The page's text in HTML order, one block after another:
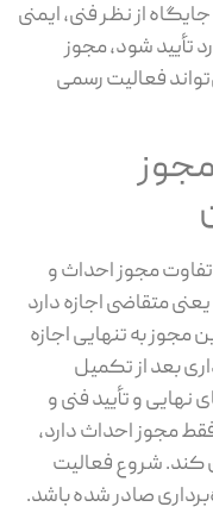
از نظر فنی، ایمنی
شود، مجوز
فعالیت رسمی
مجوز احداث و
متقاضی اجازه دارد
به‌ تنهایی اجازه
از تکمیل
و تأیید فنی و
احداث دارد،
شروع فعالیت
صادر شده باشد.